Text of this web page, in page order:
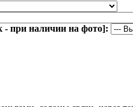
при наличии на фото]: